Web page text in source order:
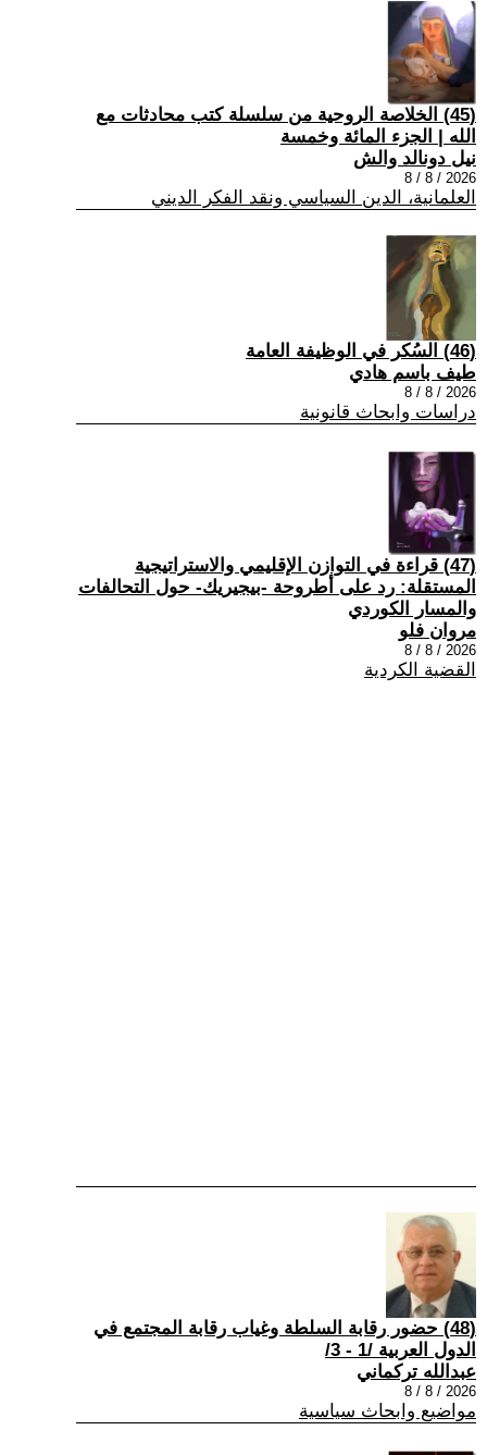
(45) الخلاصة الروحية من سلسلة كتب محادثات مع
الله | الجزء المائة وخمسة
نيل دونالد والش
2026 / 8 / 8
العلمانية، الدين السياسي ونقد الفكر الديني
(46) السُكر في الوظيفة العامة
طيف باسم هادي
2026 / 8 / 8
دراسات وابحاث قانونية
(47) قراءة في التوازن الإقليمي والاستراتيجية
المستقلة: رد على أطروحة -بيجيريك- حول التحالفات
والمسار الكوردي
مروان فلو
2026 / 8 / 8
القضية الكردية
(48) حضور رقابة السلطة وغياب رقابة المجتمع في
الدول العربية /1 - 3/
عبدالله تركماني
2026 / 8 / 8
مواضيع وابحاث سياسية